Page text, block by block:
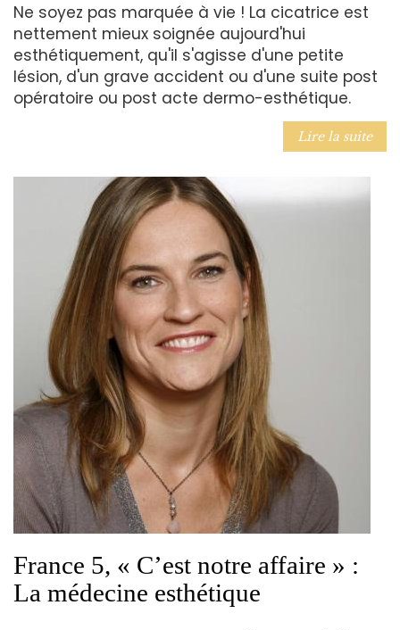
Ne soyez pas marquée à vie ! La cicatrice est
nettement mieux soignée aujourd'hui
esthétiquement, qu'il s'agisse d'une petite
lésion, d'un grave accident ou d'une suite post
opératoire ou post acte dermo-esthétique.
Lire la suite
France 5, « C’est notre affaire » :
La médecine esthétique